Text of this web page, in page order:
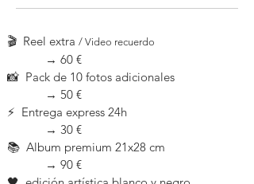
🎬 Reel extra / Video recuerdo
→ 60 €
📸 Pack de 10 fotos adicionales
→ 50 €
⚡ Entrega express 24h
→ 30 €
📚 Album premium 21x28 cm
→ 90 €